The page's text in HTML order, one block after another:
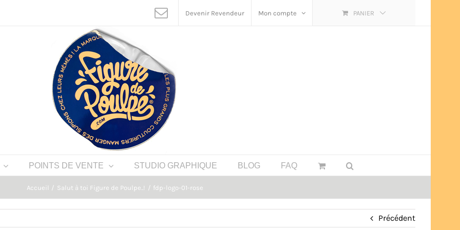
Devenir Revendeur Mon compte PANIER
POINTS DE VENTE STUDIO GRAPHIQUE BLOG FAQ
Accueil Salut à toi Figure de Poulpe..! fdp-logo-01-rose
Précédent